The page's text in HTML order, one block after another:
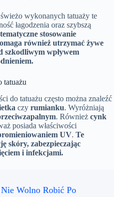
wykonanych tatuaży te
łagodzenia oraz szybszą
stosowanie
również utrzymać żywe
szkodliwym wpływem
tatuażu
do tatuażu często można znaleźć
czy rumianku. Wyróżniają
. Również cynk
posiada właściwości
UV. Te
skóry, zabezpieczając
i infekcjami.
Wolno Robić Po